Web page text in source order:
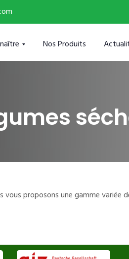
Nos Produits
vous proposons une gamme variée